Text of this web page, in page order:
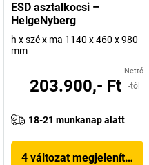
ESD asztalkocsi –
HelgeNyberg
h x szé x ma 1140 x 460 x 980
mm
Nettó
203.900,- Ft -tól
18-21 munkanap alatt
4 változat megjelenítése